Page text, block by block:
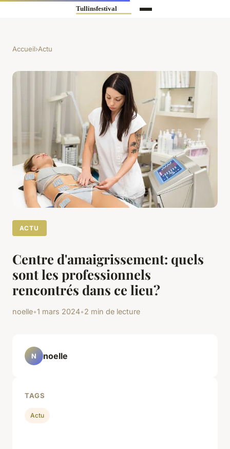
Accueil›Actu
ACTU
Centre d'amaigrissement: quels
sont les professionnels
rencontrés dans ce lieu?
noelle•1 mars 2024•2 min de lecture
N noelle
TAGS
Actu